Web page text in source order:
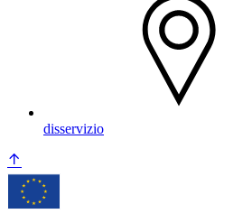
disservizio